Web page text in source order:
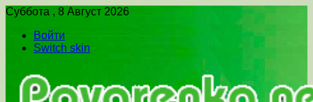
Суббота , 8 Август 2026
Войти
Switch skin